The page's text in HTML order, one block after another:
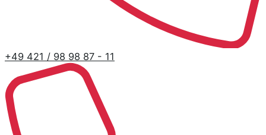
+49 421 / 98 98 87 - 11